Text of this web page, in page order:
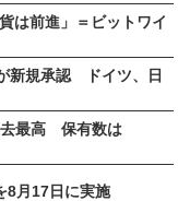
は前進」＝ビットワイ
新規承認 ドイツ、日
去最高 保有数は
8月17日に実施